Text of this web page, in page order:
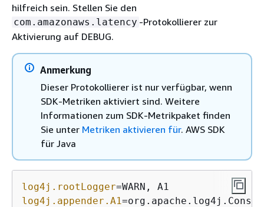
hilfreich sein. Stellen Sie den
com.amazonaws.latency -Protokollierer zur
Aktivierung auf DEBUG.
Anmerkung
Dieser Protokollierer ist nur verfügbar, wenn
SDK-Metriken aktiviert sind. Weitere
Informationen zum SDK-Metrikpaket finden
Sie unter Metriken aktivieren für. AWS SDK
für Java
log4j.rootLogger
log4j.appender.A1